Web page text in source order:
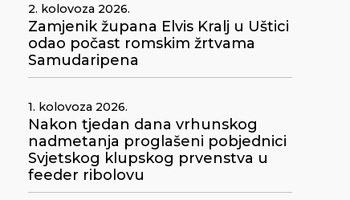
2. kolovoza 2026.
Zamjenik župana Elvis Kralj u Uštici
odao počast romskim žrtvama
Samudaripena
1. kolovoza 2026.
Nakon tjedan dana vrhunskog
nadmetanja proglašeni pobjednici
Svjetskog klupskog prvenstva u
feeder ribolovu